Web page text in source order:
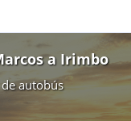
a Irimbo
autobús